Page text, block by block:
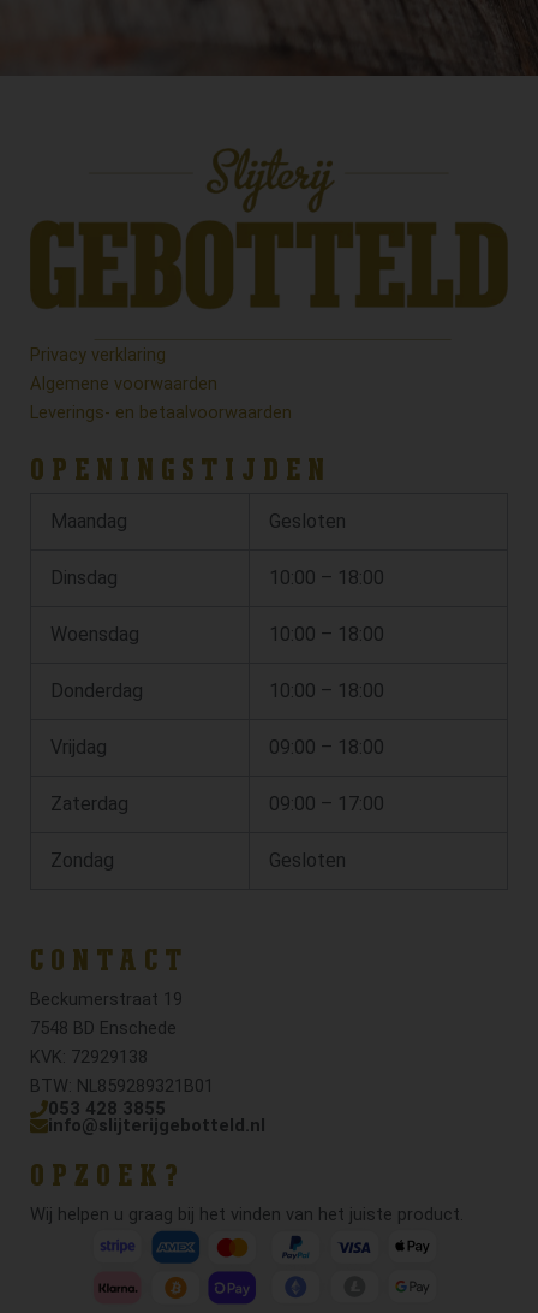
Privacy verklaring
Algemene voorwaarden
Leverings- en betaalvoorwaarden
OPENINGSTIJDEN
Maandag Gesloten
Dinsdag 10:00 – 18:00
Woensdag 10:00 – 18:00
Donderdag 10:00 – 18:00
Vrijdag 09:00 – 18:00
Zaterdag 09:00 – 17:00
Zondag Gesloten
CONTACT
Beckumerstraat 19
7548 BD Enschede
KVK: 72929138
BTW: NL859289321B01
053 428 3855
info@slijterijgebotteld.nl
OPZOEK?
Wij helpen u graag bij het vinden van het juiste product.